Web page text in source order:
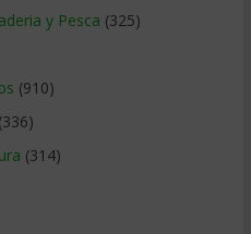
y Pesca (325)
(910)
(336)
(314)